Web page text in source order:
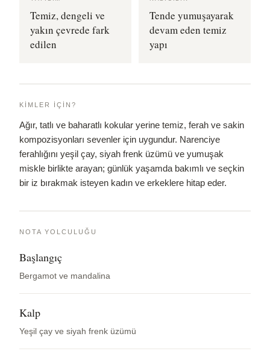
Temiz, dengeli ve
yakın çevrede fark
edilen
Tende yumuşayarak
devam eden temiz
yapı
KIMLER İÇIN?
Ağır, tatlı ve baharatlı kokular yerine temiz, ferah ve sakin
kompozisyonları sevenler için uygundur. Narenciye
ferahlığını yeşil çay, siyah frenk üzümü ve yumuşak
miskle birlikte arayan; günlük yaşamda bakımlı ve seçkin
bir iz bırakmak isteyen kadın ve erkeklere hitap eder.
NOTA YOLCULUĞU
Başlangıç
Bergamot ve mandalina
Kalp
Yeşil çay ve siyah frenk üzümü